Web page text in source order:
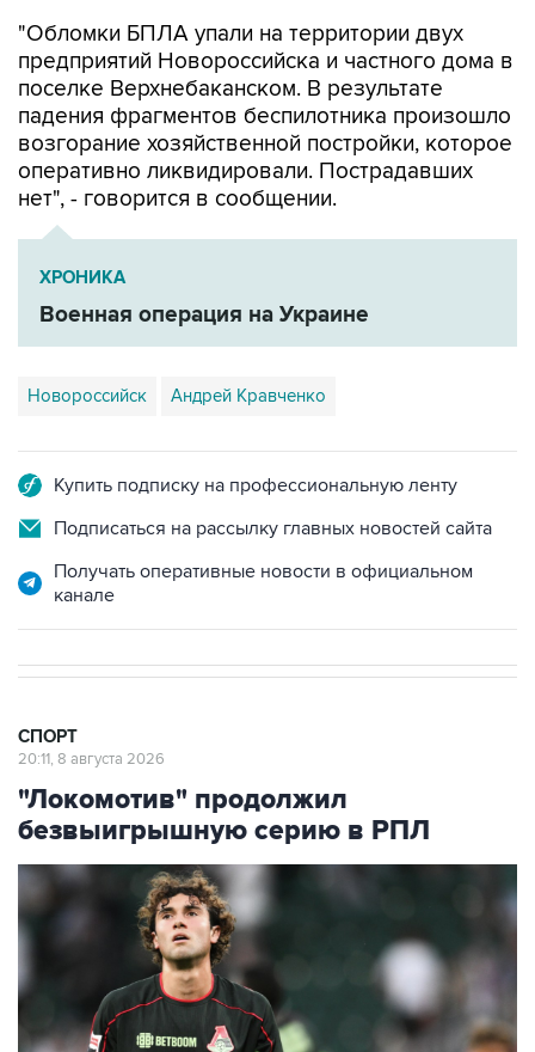
"Обломки БПЛА упали на территории двух
предприятий Новороссийска и частного дома в
поселке Верхнебаканском. В результате
падения фрагментов беспилотника произошло
возгорание хозяйственной постройки, которое
оперативно ликвидировали. Пострадавших
нет", - говорится в сообщении.
ХРОНИКА
Военная операция на Украине
Новороссийск Андрей Кравченко
Купить подписку на профессиональную ленту
Подписаться на рассылку главных новостей сайта
Получать оперативные новости в официальном
канале
СПОРТ
20:11, 8 августа 2026
"Локомотив" продолжил
безвыигрышную серию в РПЛ